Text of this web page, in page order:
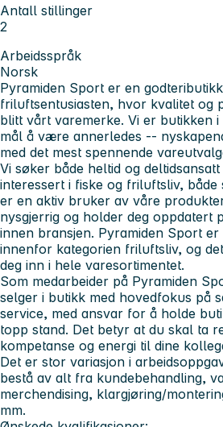
Antall stillinger
2
Arbeidsspråk
Norsk
Pyramiden Sport er en
friluftsentusiasten, hvor kvalitet og
blitt vårt varemerke. Vi er butikken
mål å være annerledes --
med det mest spennende
Vi søker både heltid og
interessert i fiske og friluftsliv, både
er en aktiv bruker av våre
nysgjerrig og holder deg oppdatert
innen bransjen. Pyramiden Sport
innenfor kategorien friluftsliv, og
deg inn i hele varesortimentet.
Som medarbeider på Pyramiden
selger i butikk med hovedfokus på
service, med ansvar for å holde
topp stand. Det betyr at du skal ta
kompetanse og energi til dine
Det er stor variasjon i
bestå av alt fra kundebehandling,
merchendising, klargjøring/
mm.